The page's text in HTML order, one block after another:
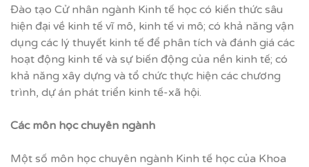
Đào tạo Cử nhân ngành Kinh tế học có kiến thức sâu
hiện đại về kinh tế vĩ mô, kinh tế vi mô; có khả năng vận
dụng các lý thuyết kinh tế để phân tích và đánh giá các
hoạt động kinh tế và sự biến động của nền kinh tế; có
khả năng xây dựng và tổ chức thực hiện các chương
trình, dự án phát triển kinh tế-xã hội.
Các môn học chuyên ngành
Một số môn học chuyên ngành Kinh tế học của Khoa